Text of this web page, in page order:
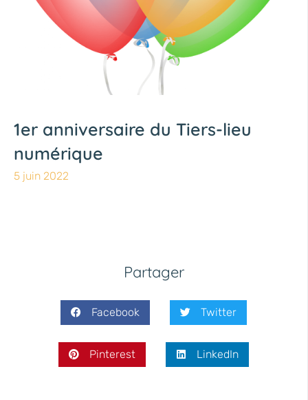
1er anniversaire du Tiers-lieu
numérique
5 juin 2022
Partager
Facebook Twitter
Pinterest LinkedIn